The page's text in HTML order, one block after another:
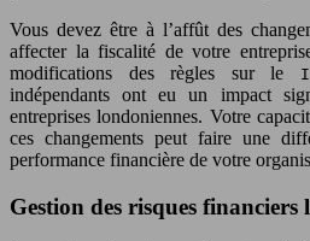
Vous devez être à l’affût des
affecter la fiscalité de votre
modifications des règles sur le
indépendants ont eu un impact
entreprises londoniennes. Votre
ces changements peut faire une
performance financière de votre
Gestion des risques financiers